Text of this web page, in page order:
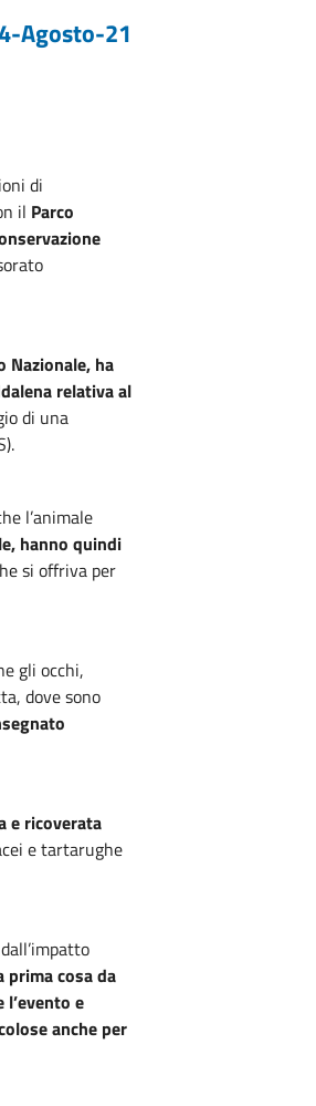
Agosto-21
di
il Parco
Nazionale, ha
relativa al
di una
l’animale
hanno quindi
si offriva per
gli occhi,
dove sono
e ricoverata
e tartarughe
cosa da
e
anche per